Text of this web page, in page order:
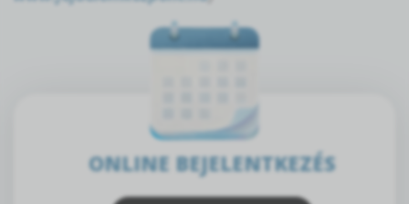
ONLINE BEJELENTKEZÉS